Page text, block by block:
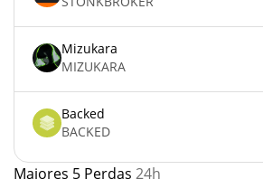
Mizukara
MIZUKARA
Backed
BACKED
Maiores 5 Perdas 24h